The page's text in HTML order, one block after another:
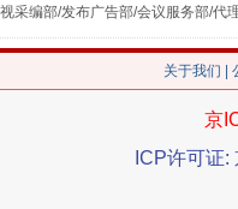
采编部/发布广告部/会议服务部/代
关于我们
京
ICP许可证: